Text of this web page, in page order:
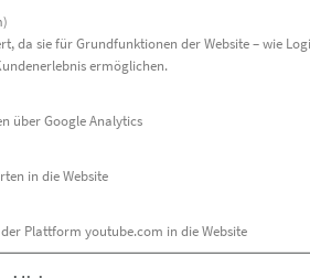
nunmehr das gesamte Knowhow
der WEG-Verwaltung unmittelbar
gleichzeitig greifen Sie
Organisation im
da sie für Grundfunktionen der Website – wie
ermöglichen.
über Google Analytics
in die Website
Plattform youtube.com in die Website